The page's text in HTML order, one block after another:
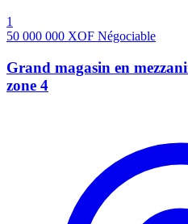
1
50 000 000 XOF Négociable
Grand magasin en
zone 4